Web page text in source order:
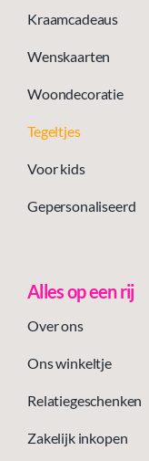
Kraamcadeaus
Wenskaarten
Woondecoratie
Tegeltjes
Voor kids
Gepersonaliseerd
Alles op een rij
Over ons
Ons winkeltje
Relatiegeschenken
Zakelijk inkopen